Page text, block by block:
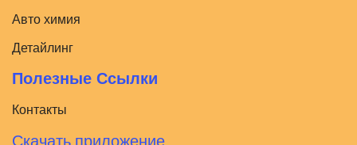
Авто химия
Детайлинг
Полезные Ссылки
Контакты
Скачать приложение